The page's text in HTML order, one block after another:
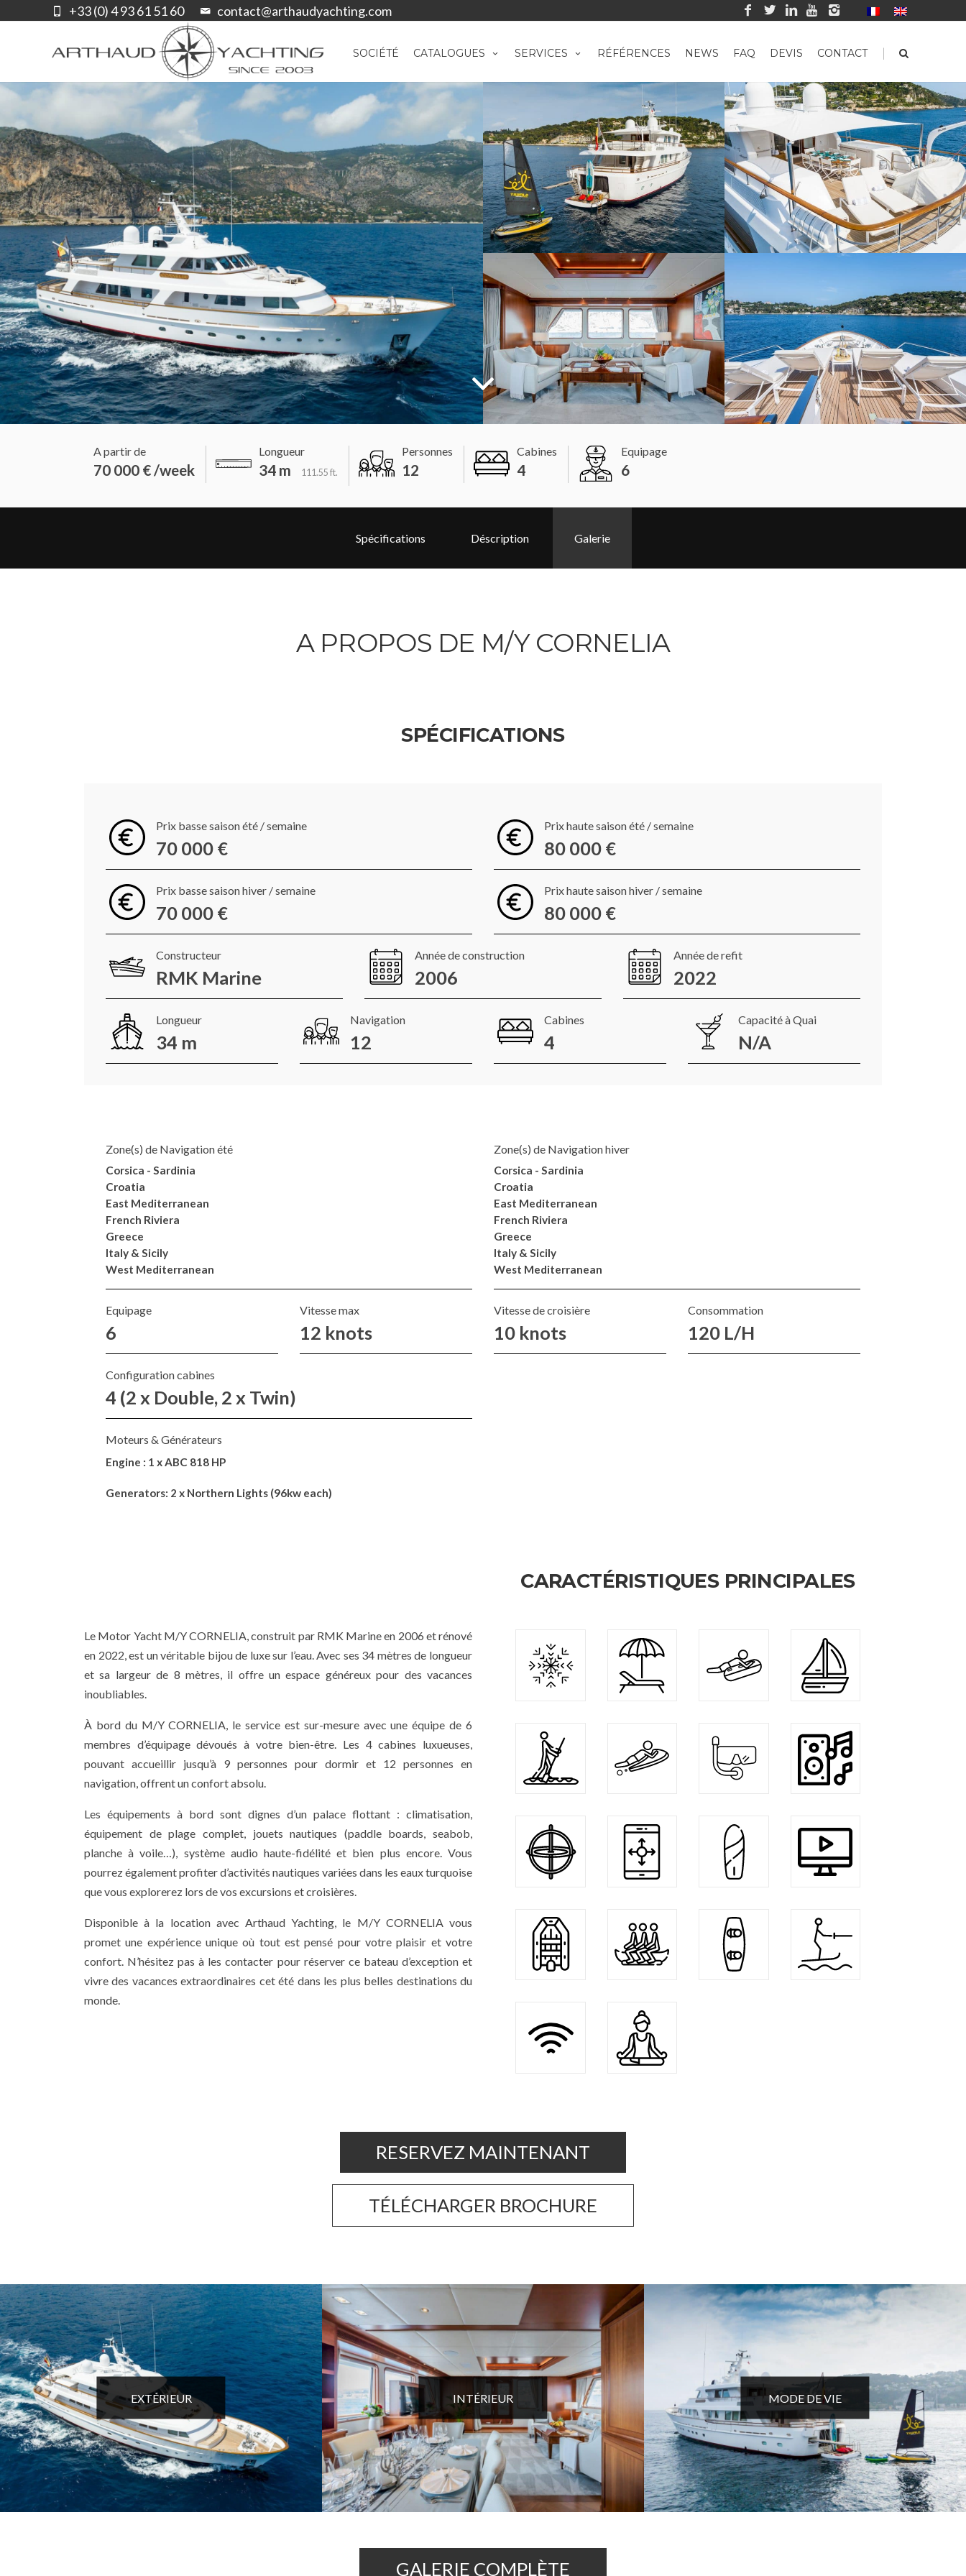
contact@arthaudyachting.com
+33 (0) 4 93 61 51 60
SOCIÉTÉ CATALOGUES SERVICES RÉFÉRENCES NEWS FAQ DEVIS CONTACT |
A partir de
70 000 € /week
Longueur
34 m 111.55 ft.
Personnes
12
Cabines
4
Equipage
6
Spécifications Déscription Galerie
A PROPOS DE M/Y CORNELIA
SPÉCIFICATIONS
Prix basse saison été / semaine
70 000 €
Prix haute saison été / semaine
80 000 €
Prix basse saison hiver / semaine
70 000 €
Prix haute saison hiver / semaine
80 000 €
Constructeur
RMK Marine
Année de construction
2006
Année de refit
2022
Longueur
34 m
Navigation
12
Cabines
4
Capacité à Quai
N/A
Zone(s) de Navigation été
Corsica - Sardinia
Croatia
East Mediterranean
French Riviera
Greece
Italy & Sicily
West Mediterranean
Zone(s) de Navigation hiver
Corsica - Sardinia
Croatia
East Mediterranean
French Riviera
Greece
Italy & Sicily
West Mediterranean
Equipage
6
Vitesse max
12 knots
Vitesse de croisière
10 knots
Consommation
120 L/H
Configuration cabines
4 (2 x Double, 2 x Twin)
Moteurs & Générateurs
Engine : 1 x ABC 818 HP
Generators: 2 x Northern Lights (96kw each)
Le Motor Yacht M/Y CORNELIA, construit par RMK Marine en 2006 et rénové
en 2022, est un véritable bijou de luxe sur l’eau. Avec ses 34 mètres de longueur
et sa largeur de 8 mètres, il offre un espace généreux pour des vacances
inoubliables.
À bord du M/Y CORNELIA, le service est sur-mesure avec une équipe de 6
membres d’équipage dévoués à votre bien-être. Les 4 cabines luxueuses,
pouvant accueillir jusqu’à 9 personnes pour dormir et 12 personnes en
navigation, offrent un confort absolu.
Les équipements à bord sont dignes d’un palace flottant : climatisation,
équipement de plage complet, jouets nautiques (paddle boards, seabob,
planche à voile…), système audio haute-fidélité et bien plus encore. Vous
pourrez également profiter d’activités nautiques variées dans les eaux turquoise
que vous explorerez lors de vos excursions et croisières.
Disponible à la location avec Arthaud Yachting, le M/Y CORNELIA vous
promet une expérience unique où tout est pensé pour votre plaisir et votre
confort. N’hésitez pas à les contacter pour réserver ce bateau d’exception et
vivre des vacances extraordinaires cet été dans les plus belles destinations du
monde.
CARACTÉRISTIQUES PRINCIPALES
RESERVEZ MAINTENANT
TÉLÉCHARGER BROCHURE
EXTÉRIEUR INTÉRIEUR MODE DE VIE
GALERIE COMPLÈTE